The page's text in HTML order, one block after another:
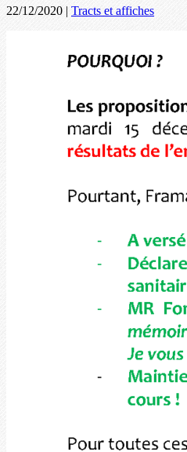
22/12/2020 | Tracts et affiches